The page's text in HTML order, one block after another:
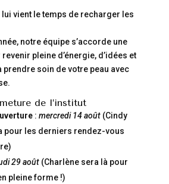
lui vient le temps de recharger les
notre équipe s’accorde une
pleine d’énergie, d’idées et
prendre soin de votre peau avec
de l’institut
: mercredi 14 août(Cindy
pour les derniers rendez-vous
29 août(Charlène sera là pour
pleine forme !)